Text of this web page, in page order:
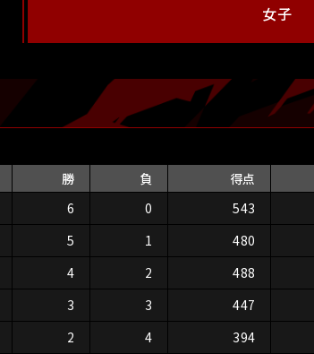
女子
勝 負 得点
6 0 543
5 1 480
4 2 488
3 3 447
2 4 394